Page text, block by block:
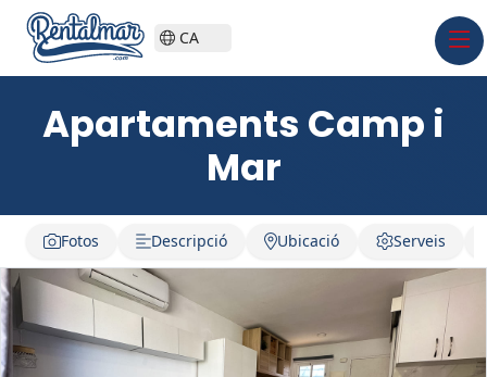
CA
Apartaments Camp i
Mar
Fotos Descripció Ubicació Serveis